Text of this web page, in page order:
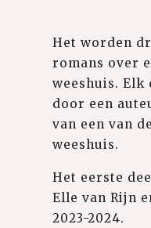
Het worden
romans over
weeshuis.
door een
van een van
weeshuis.
Het eerste
Elle van Rijn
2023-2024.